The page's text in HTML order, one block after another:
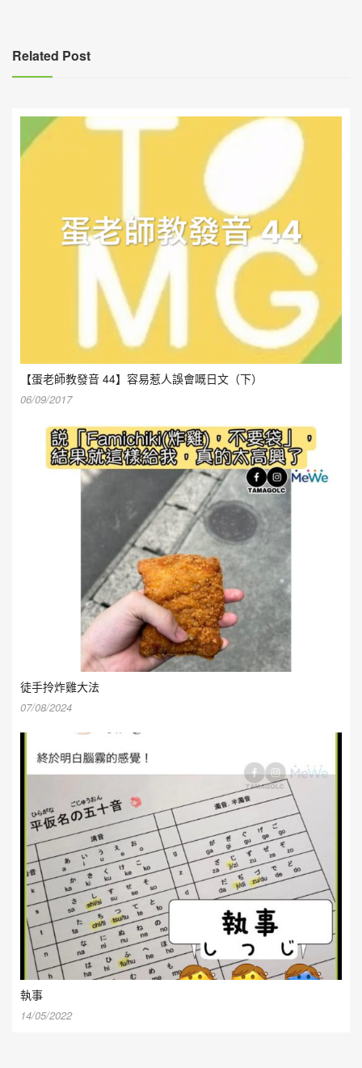
Related Post
【蛋老師教發音 44】容易惹人誤會嘅日文（下）
06/09/2017
徒手拎炸雞大法
07/08/2024
執事
14/05/2022